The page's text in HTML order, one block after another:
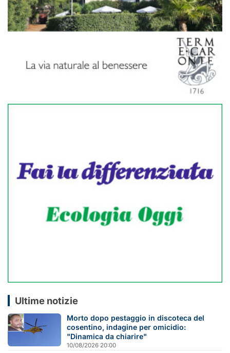
Ultime notizie
Morto dopo pestaggio in discoteca del
cosentino, indagine per omicidio:
"Dinamica da chiarire"
10/08/2026 20:00